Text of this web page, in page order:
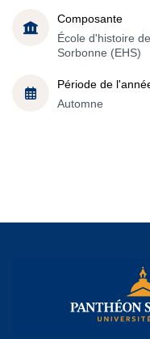
Composante
École d'histoire
Sorbonne (EHS)
Période de
Automne